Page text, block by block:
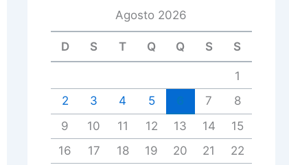
Agosto 2026
D S T Q Q S S
1
2
3 4 5 7
8
9
10 11 12 13 14
15
16
17 18 19 20 21
22